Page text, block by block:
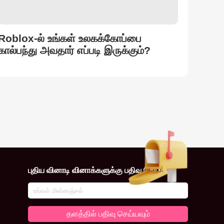
ல் உங்கள் உலகக்கோப்பை
அவதார் எப்படி இருக்கும்?
புதிய வினாடி வினாக்களுக்கு பதிவு செய்யவும்
தளத்தில் பதிவு செய்யவும்